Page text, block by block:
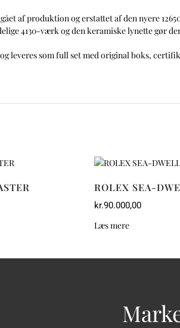
af produktion og erstattet af den nyere
4130-værk og den keramiske lynette gør
leveres som full set med original boks,
ROLEX SEA-
kr.90.000,00
Læs mere